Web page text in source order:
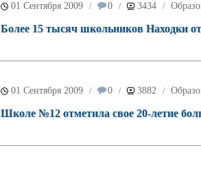
01 Сентября 2009 / 0 / 3434 /
Более 15 тысяч школьников Находки
01 Сентября 2009 / 0 / 3882 /
Школе №12 отметила свое 20-летие